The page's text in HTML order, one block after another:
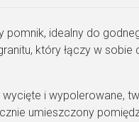
idealny do
który łączy w sobie
i wypolerowane,
umieszczony